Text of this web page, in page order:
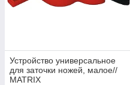
Устройство универсальное
для заточки ножей, малое//
MATRIX